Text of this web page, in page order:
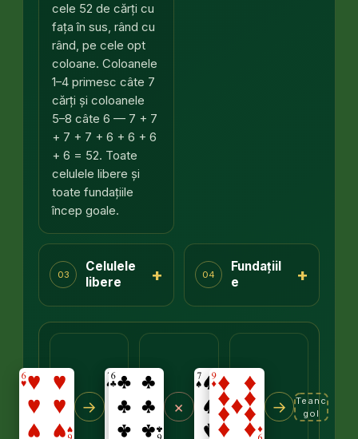
cele 52 de cărți cu
fața în sus, rând cu
rând, pe cele opt
coloane. Coloanele
1–4 primesc câte 7
cărți și coloanele
5–8 câte 6 — 7 + 7
+ 7 + 7 + 6 + 6 + 6
+ 6 = 52. Toate
celulele libere și
toate fundațiile
încep goale.
03
Celulele
libere
+ 04
Fundațiil
e
+
→ × →
Teanc
gol